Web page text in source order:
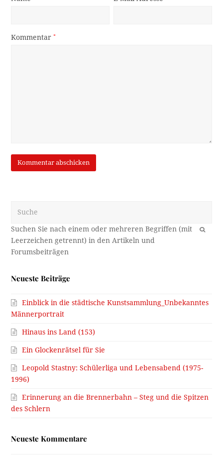
Kommentar*
OK
Neueste Beiträge
Einblick in die städtische Kunstsammlung_Unbekanntes
Männerportrait
Hinaus ins Land (153)
Ein Glockenrätsel für Sie
Leopold Stastny: Schülerliga und Lebensabend (1975-
1996)
Erinnerung an die Brennerbahn – Steg und die Spitzen
des Schlern
Neueste Kommentare